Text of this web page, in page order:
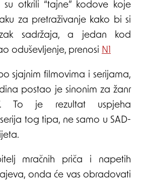
su otkrili “tajne” kodove koje
za pretraživanje kako bi si
sadržaja, a jedan kod
oduševljenje, prenosi N1
sjajnim filmovima i serijama,
postao je sinonim za žanr
To je rezultat uspjeha
tog tipa, ne samo u SAD-
mračnih priča i napetih
onda će vas obradovati